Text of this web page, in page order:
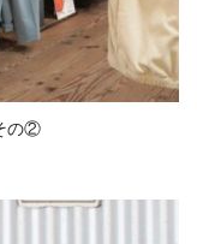
の②